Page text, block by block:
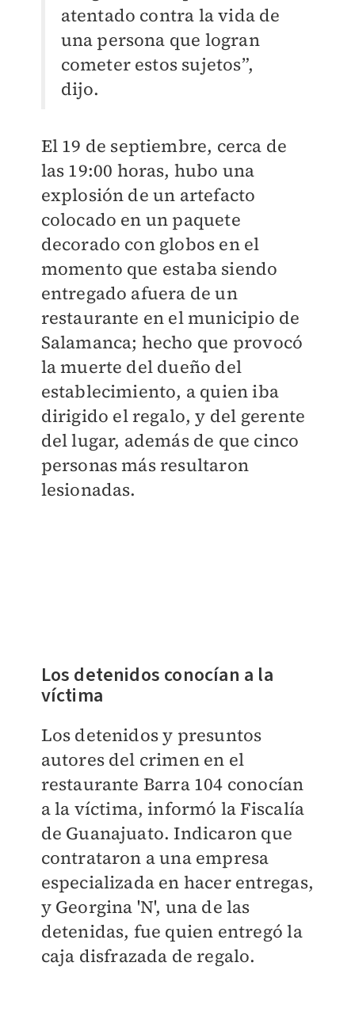
atentado contra la vida de
una persona que logran
cometer estos sujetos”,
dijo.
El 19 de septiembre, cerca de
las 19:00 horas, hubo una
explosión de un artefacto
colocado en un paquete
decorado con globos en el
momento que estaba siendo
entregado afuera de un
restaurante en el municipio de
Salamanca; hecho que provocó
la muerte del dueño del
establecimiento, a quien iba
dirigido el regalo, y del gerente
del lugar, además de que cinco
personas más resultaron
lesionadas.
Los detenidos conocían a la
víctima
Los detenidos y presuntos
autores del crimen en el
restaurante Barra 104 conocían
a la víctima, informó la Fiscalía
de Guanajuato. Indicaron que
contrataron a una empresa
especializada en hacer entregas,
y Georgina 'N', una de las
detenidas, fue quien entregó la
caja disfrazada de regalo.